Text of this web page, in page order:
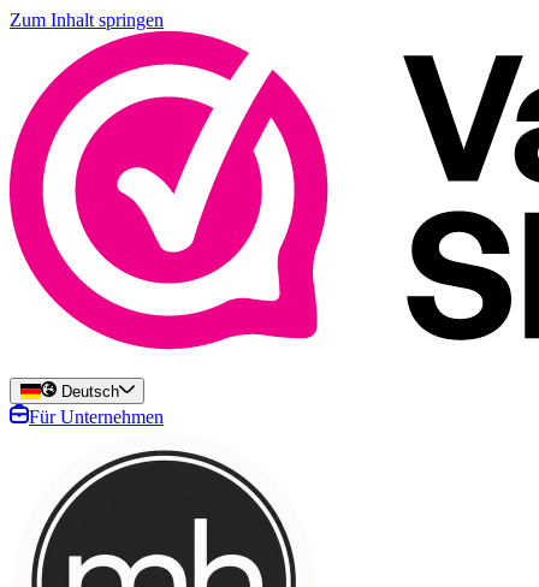
Zum Inhalt springen
Deutsch
Für Unternehmen